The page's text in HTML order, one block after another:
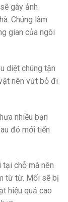
gây ảnh
Chúng làm
gian của ngôi
diệt chúng tận
nên vứt bỏ đi
nhiều bạn
đó mới tiến
tại chỗ mà nên
từ từ. Mối sẽ bị
hiệu quả cao